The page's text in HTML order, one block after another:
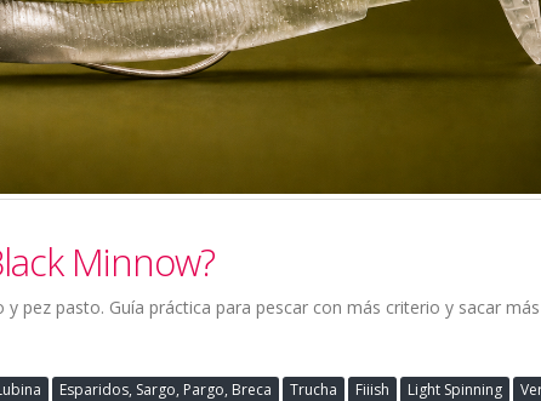
Minnow?
pez pasto. Guía práctica para pescar con más criterio y sacar
Esparidos, Sargo, Pargo, Breca Trucha Fiiish Light Spinning